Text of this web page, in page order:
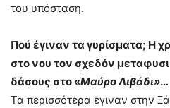
του υπόσταση.
Πού έγιναν τα γυρίσματα; Η
στο νου τον σχεδόν
δάσους στο «Μαύρο Λιβάδι»…
Τα περισσότερα έγιναν στην